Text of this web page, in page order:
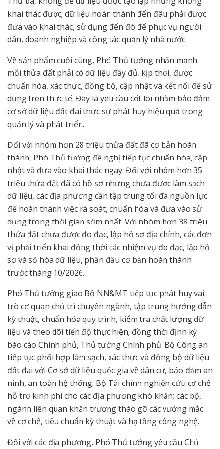
khai thác được; dữ liệu hoàn thành đến đâu phải được
đưa vào khai thác, sử dụng đến đó để phục vụ người
dân, doanh nghiệp và công tác quản lý nhà nước.
Về sản phẩm cuối cùng, Phó Thủ tướng nhấn mạnh
mỗi thửa đất phải có dữ liệu đầy đủ, kịp thời, được
chuẩn hóa, xác thực, đồng bộ, cập nhật và kết nối để sử
dụng trên thực tế. Đây là yêu cầu cốt lõi nhằm bảo đảm
cơ sở dữ liệu đất đai thực sự phát huy hiệu quả trong
quản lý và phát triển.
Đối với nhóm hơn 28 triệu thửa đất đã cơ bản hoàn
thành, Phó Thủ tướng đề nghị tiếp tục chuẩn hóa, cập
nhật và đưa vào khai thác ngay. Đối với nhóm hơn 35
triệu thửa đất đã có hồ sơ nhưng chưa được làm sạch
dữ liệu, các địa phương cần tập trung tối đa nguồn lực
để hoàn thành việc rà soát, chuẩn hóa và đưa vào sử
dụng trong thời gian sớm nhất. Với nhóm hơn 38 triệu
thửa đất chưa được đo đạc, lập hồ sơ địa chính, các đơn
vị phải triển khai đồng thời các nhiệm vụ đo đạc, lập hồ
sơ và số hóa dữ liệu, phấn đấu cơ bản hoàn thành
trước tháng 10/2026.
Phó Thủ tướng giao Bộ NN&MT tiếp tục phát huy vai
trò cơ quan chủ trì chuyên ngành, tập trung hướng dẫn
kỹ thuật, chuẩn hóa quy trình, kiểm tra chất lượng dữ
liệu và theo dõi tiến độ thực hiện; đồng thời định kỳ
báo cáo Chính phủ, Thủ tướng Chính phủ. Bộ Công an
tiếp tục phối hợp làm sạch, xác thực và đồng bộ dữ liệu
đất đai với Cơ sở dữ liệu quốc gia về dân cư, bảo đảm an
ninh, an toàn hệ thống. Bộ Tài chính nghiên cứu cơ chế
hỗ trợ kinh phí cho các địa phương khó khăn; các bộ,
ngành liên quan khẩn trương tháo gỡ các vướng mắc
về cơ chế, tiêu chuẩn kỹ thuật và hạ tầng công nghệ.
Đối với các địa phương, Phó Thủ tướng yêu cầu Chủ